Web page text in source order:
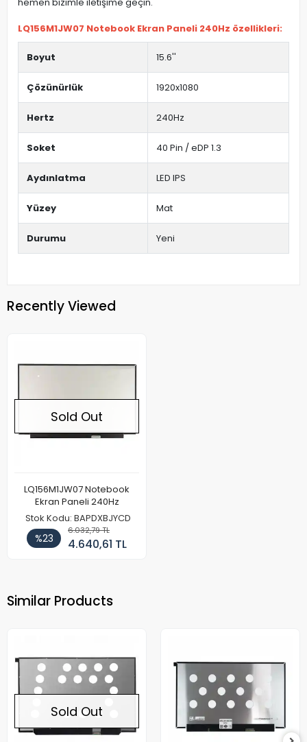
LQ156M1JW07 Notebook Ekran Paneli 240Hz özellikleri:
Boyut 15.6''
Çözünürlük 1920x1080
Hertz 240Hz
Soket 40 Pin / eDP 1.3
Aydınlatma LED IPS
Yüzey Mat
Durumu Yeni
Recently Viewed
Sold Out
LQ156M1JW07 Notebook
Ekran Paneli 240Hz
Stok Kodu: BAPDXBJYCD
%23
6.032,79 TL
4.640,61 TL
Similar Products
Sold Out